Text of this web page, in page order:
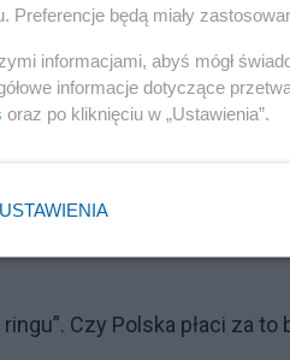
Reklama
protestowali rolnicy.
Francja jest przeciwna
Czy Polska płaci za
Preferencje będą miały
informacjami, abyś mógł
informacje dotyczące
oraz po kliknięciu w „Ustawienia”.
USTAWIENIA